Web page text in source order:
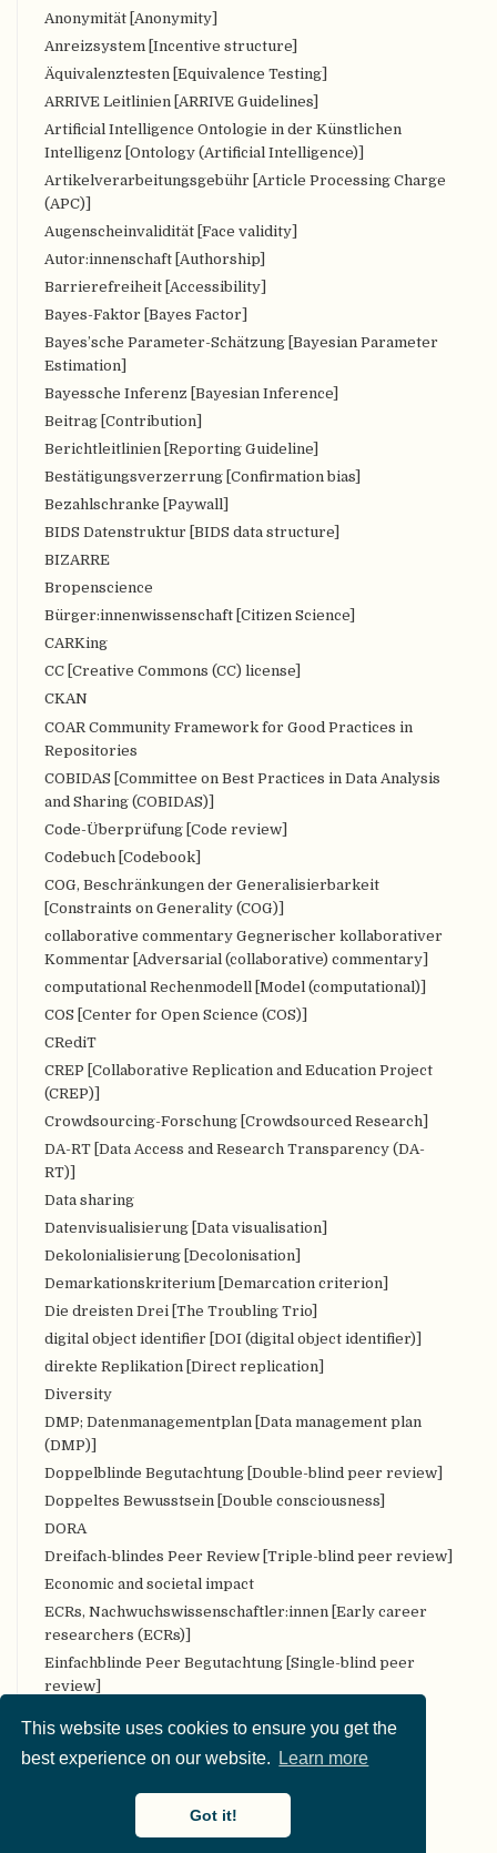
This website uses cookies to ensure you get the
best experience on our website.
Learn more
Got it!
Anonymität [Anonymity]
Anreizsystem [Incentive structure]
Äquivalenztesten [Equivalence Testing]
ARRIVE Leitlinien [ARRIVE Guidelines]
Artificial Intelligence Ontologie in der Künstlichen
Intelligenz [Ontology (Artificial Intelligence)]
Artikelverarbeitungsgebühr [Article Processing Charge
(APC)]
Augenscheinvalidität [Face validity]
Autor:innenschaft [Authorship]
Barrierefreiheit [Accessibility]
Bayes-Faktor [Bayes Factor]
Bayes’sche Parameter-Schätzung [Bayesian Parameter
Estimation]
Bayessche Inferenz [Bayesian Inference]
Beitrag [Contribution]
Berichtleitlinien [Reporting Guideline]
Bestätigungsverzerrung [Confirmation bias]
Bezahlschranke [Paywall]
BIDS Datenstruktur [BIDS data structure]
BIZARRE
Bropenscience
Bürger:innenwissenschaft [Citizen Science]
CARKing
CC [Creative Commons (CC) license]
CKAN
COAR Community Framework for Good Practices in
Repositories
COBIDAS [Committee on Best Practices in Data Analysis
and Sharing (COBIDAS)]
Code-Überprüfung [Code review]
Codebuch [Codebook]
COG, Beschränkungen der Generalisierbarkeit
[Constraints on Generality (COG)]
collaborative commentary Gegnerischer kollaborativer
Kommentar [Adversarial (collaborative) commentary]
computational Rechenmodell [Model (computational)]
COS [Center for Open Science (COS)]
CRediT
CREP [Collaborative Replication and Education Project
(CREP)]
Crowdsourcing-Forschung [Crowdsourced Research]
DA-RT [Data Access and Research Transparency (DA-
RT)]
Data sharing
Datenvisualisierung [Data visualisation]
Dekolonialisierung [Decolonisation]
Demarkationskriterium [Demarcation criterion]
Die dreisten Drei [The Troubling Trio]
digital object identifier [DOI (digital object identifier)]
direkte Replikation [Direct replication]
Diversity
DMP; Datenmanagementplan [Data management plan
(DMP)]
Doppelblinde Begutachtung [Double-blind peer review]
Doppeltes Bewusstsein [Double consciousness]
DORA
Dreifach-blindes Peer Review [Triple-blind peer review]
Economic and societal impact
ECRs, Nachwuchswissenschaftler:innen [Early career
researchers (ECRs)]
Einfachblinde Peer Begutachtung [Single-blind peer
review]
epistemische Unsicherheit [Epistemic uncertainty]
Evidenzsynthese [Evidence Synthesis]
Explorative Datenanalyse [Exploratory data analysis]
externe Validität [External Validity]